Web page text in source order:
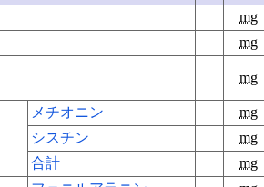
mg
mg
mg
メチオニン
mg
シスチン
mg
合計
mg